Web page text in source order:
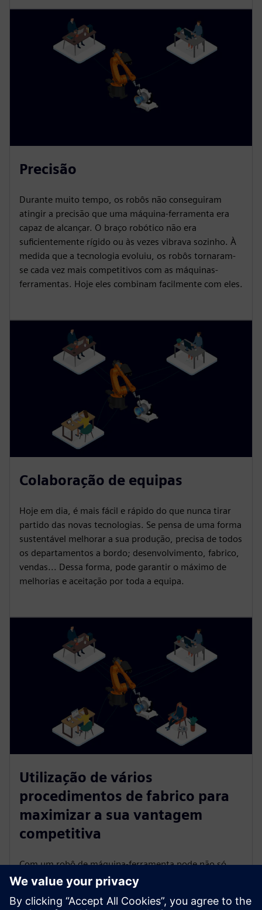
Precisão
Durante muito tempo, os robôs não conseguiram
atingir a precisão que uma máquina-ferramenta era
capaz de alcançar. O braço robótico não era
suficientemente rígido ou às vezes vibrava sozinho. À
medida que a tecnologia evoluiu, os robôs tornaram-
se cada vez mais competitivos com as máquinas-
ferramentas. Hoje eles combinam facilmente com eles.
Colaboração de equipas
Hoje em dia, é mais fácil e rápido do que nunca tirar
partido das novas tecnologias. Se pensa de uma forma
sustentável melhorar a sua produção, precisa de todos
os departamentos a bordo; desenvolvimento, fabrico,
vendas... Dessa forma, pode garantir o máximo de
melhorias e aceitação por toda a equipa.
Utilização de vários
procedimentos de fabrico para
maximizar a sua vantagem
competitiva
Com um robô de máquina-ferramenta pode não só
usar um robô como máquina-ferramenta mas as
melhorias não os impedem. Pode usar todas as
cabeças de robô diferentes com funções e capacidades